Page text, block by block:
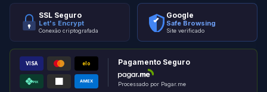
SSL Seguro
Let's Encrypt
Conexão criptografada
Google
Safe Browsing
Site verificado
VISA elo
PIX AMEX
Pagamento Seguro
Processado por Pagar.me